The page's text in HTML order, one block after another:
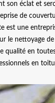
son éclat et
de
est une
le nettoyage
qualité en
en